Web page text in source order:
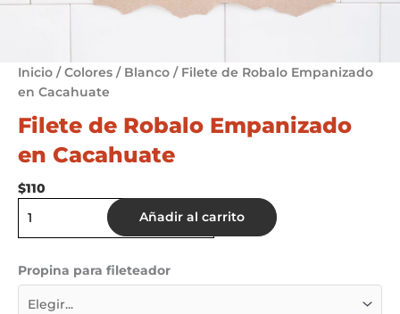
Inicio /Colores / Blanco / Filete de Robalo Empanizado
en Cacahuate
Filete de Robalo Empanizado
en Cacahuate
$110
Propina para fileteador
de
Empanizado
en
Cacahuate
Añadir al carrito